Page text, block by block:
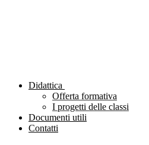
Didattica
Offerta formativa
I progetti delle classi
Documenti utili
Contatti